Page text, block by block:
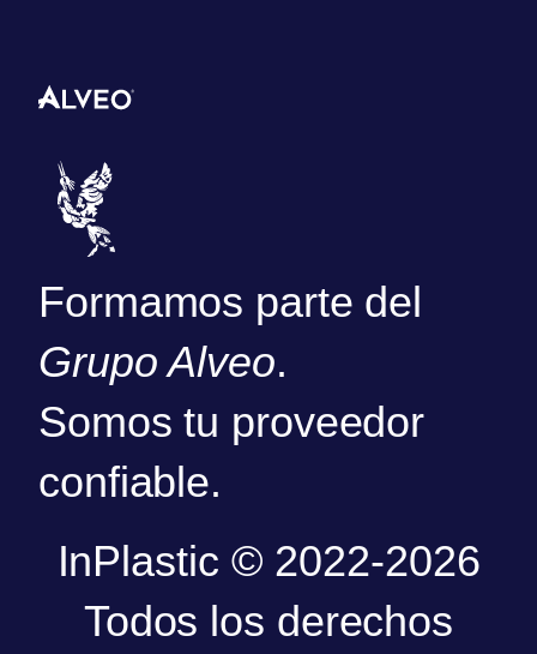
Formamos parte del
Grupo Alveo.
Somos tu proveedor
confiable.
InPlastic © 2022-2026
Todos los derechos